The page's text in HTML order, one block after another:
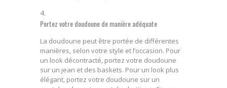
Portez votre doudoune de manière adéquate
La doudoune peut être portée de différentes
manières, selon votre style et l’occasion. Pour
un look décontracté, portez votre doudoune
sur un jean et des baskets. Pour un look plus
élégant, portez votre doudoune sur un